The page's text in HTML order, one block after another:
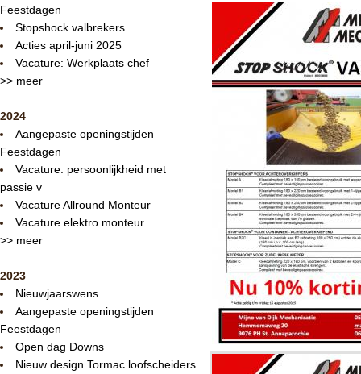
Feestdagen
Stopshock valbrekers
Acties april-juni 2025
Vacature: Werkplaats chef
>> meer
2024
Aangepaste openingstijden
Feestdagen
Vacature: persoonlijkheid met
passie v
Vacature Allround Monteur
Vacature elektro monteur
>> meer
2023
Nieuwjaarswens
Aangepaste openingstijden
Feestdagen
Open dag Downs
Nieuw design Tormac loofscheiders